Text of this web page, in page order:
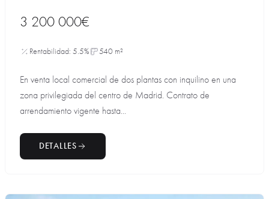
3 200 000€
Rentabilidad: 5.5% 540 m²
En venta local comercial de dos plantas con inquilino en una
zona privilegiada del centro de Madrid. Contrato de
arrendamiento vigente hasta...
DETALLES